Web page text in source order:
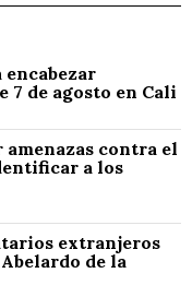
encabezar
de agosto en Cali
contra el
a los
extranjeros
de la